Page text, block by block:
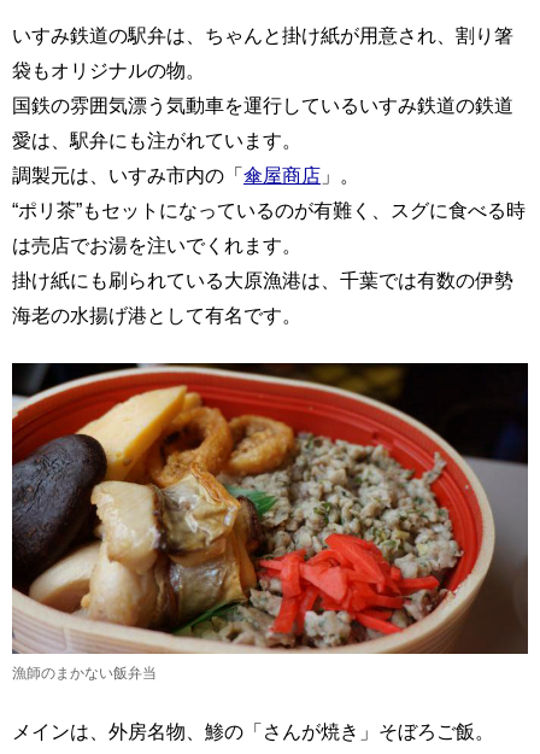
いすみ鉄道の駅弁は、ちゃんと掛け紙が用意され、割り箸
袋もオリジナルの物。
国鉄の雰囲気漂う気動車を運行しているいすみ鉄道の鉄道
愛は、駅弁にも注がれています。
調製元は、いすみ市内の「 傘屋商店 」。
“ポリ茶”もセットになっているのが有難く、スグに食べる時
は売店でお湯を注いでくれます。
掛け紙にも刷られている大原漁港は、千葉では有数の伊勢
海老の水揚げ港として有名です。
漁師のまかない飯弁当
メインは、外房名物、鯵の「さんが焼き」そぼろご飯。